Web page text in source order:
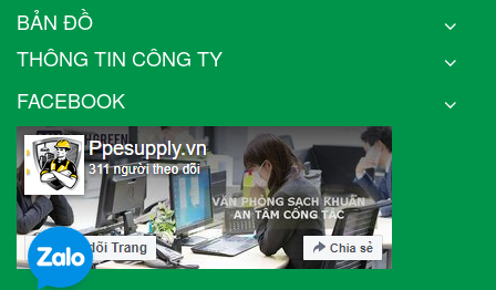
BẢN ĐỒ
THÔNG TIN CÔNG TY
FACEBOOK